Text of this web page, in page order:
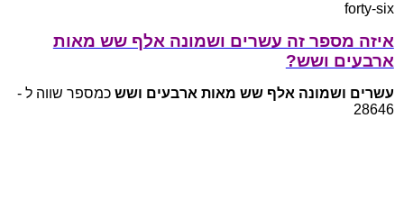
forty-six
איזה מספר זה עשרים ושמונה אלף שש מאות
ארבעים ושש?
עשרים ושמונה אלף שש מאות ארבעים ושש כמספר שווה ל -
28646